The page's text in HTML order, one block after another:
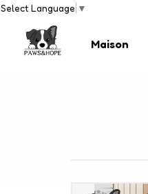
Select Language ▼
Maison